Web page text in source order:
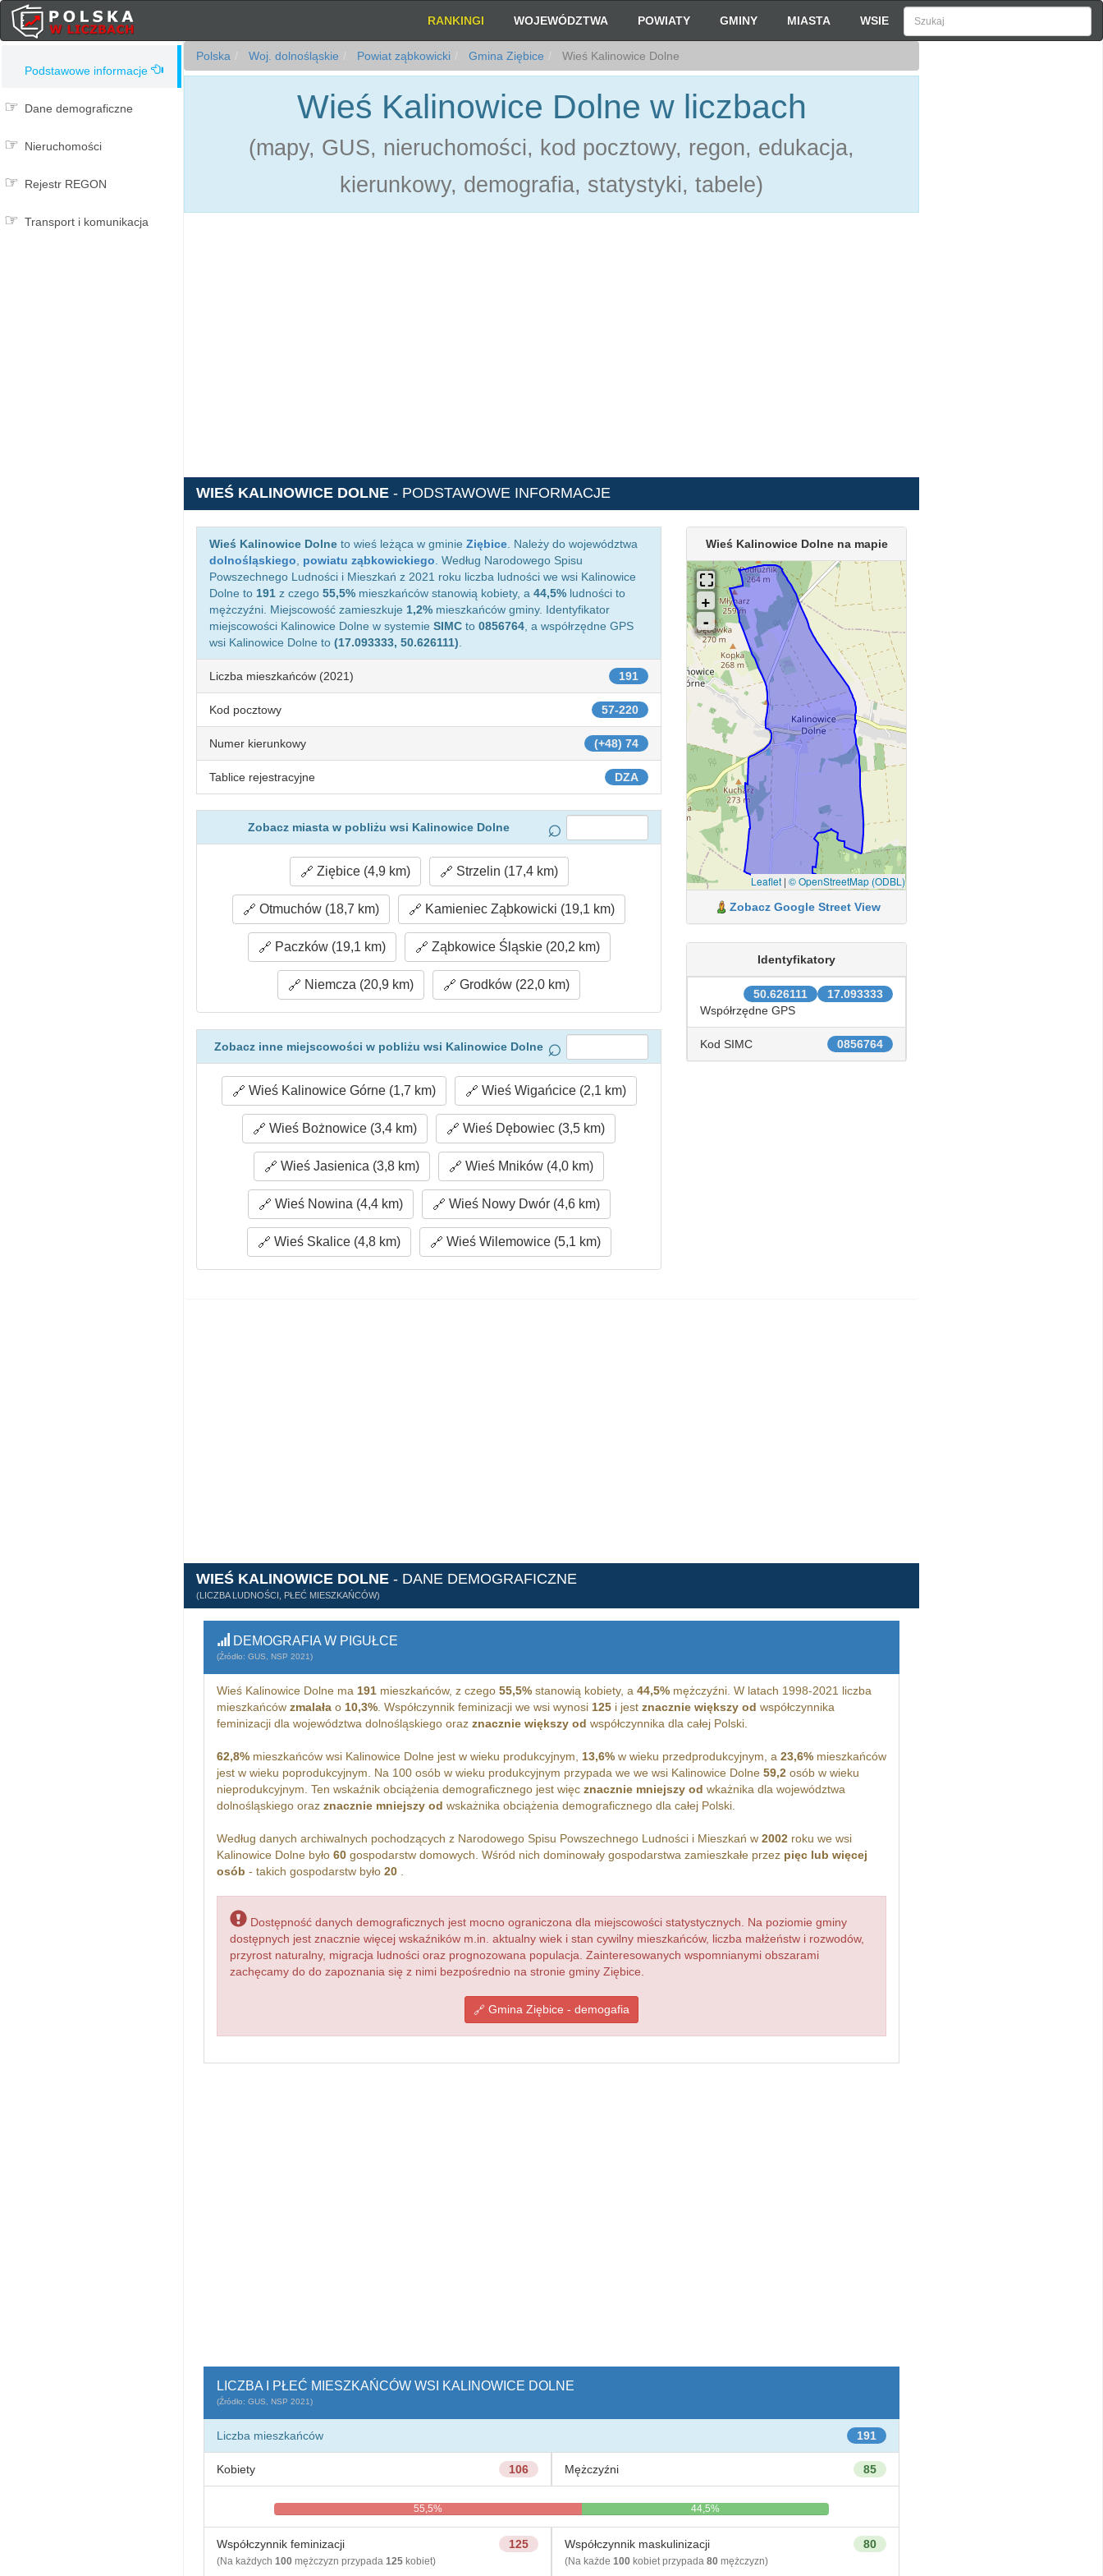
RANKINGI WOJEWÓDZTWA POWIATY GMINY MIASTA WSIE
Podstawowe informacje
Dane demograficzne
Nieruchomości
Rejestr REGON
Transport i komunikacja
Polska Woj. dolnośląskie Powiat ząbkowicki Gmina Ziębice Wieś Kalinowice Dolne
Wieś Kalinowice Dolne w liczbach
(mapy, GUS, nieruchomości, kod pocztowy, regon, edukacja,
kierunkowy, demografia, statystyki, tabele)
WIEŚ KALINOWICE DOLNE - PODSTAWOWE INFORMACJE
Wieś Kalinowice Dolne to wieś leżąca w gminie Ziębice . Należy do województwa
dolnośląskiego
powiatu ząbkowickiego . Według Narodowego Spisu
Powszechnego Ludności i Mieszkań z 2021 roku liczba ludności we wsi Kalinowice
Dolne to 191 z czego 55,5% mieszkańców stanowią kobiety, a 44,5% ludności to
mężczyźni. Miejscowość zamieszkuje 1,2% mieszkańców gminy. Identyfikator
miejscowości Kalinowice Dolne w systemie SIMC to 0856764 , a współrzędne GPS
wsi Kalinowice Dolne to (17.093333, 50.626111)
191
Liczba mieszkańców (2021)
57-220
Kod pocztowy
(+48) 74
Numer kierunkowy
DZA
Tablice rejestracyjne
Zobacz miasta w pobliżu wsi Kalinowice Dolne
Ziębice (4,9 km) Strzelin (17,4 km)
Otmuchów (18,7 km) Kamieniec Ząbkowicki (19,1 km)
Paczków (19,1 km) Ząbkowice Śląskie (20,2 km)
Niemcza (20,9 km) Grodków (22,0 km)
Zobacz inne miejscowości w pobliżu wsi Kalinowice Dolne
Wieś Kalinowice Górne (1,7 km) Wieś Wigańcice (2,1 km)
Wieś Bożnowice (3,4 km) Wieś Dębowiec (3,5 km)
Wieś Jasienica (3,8 km) Wieś Mników (4,0 km)
Wieś Nowina (4,4 km) Wieś Nowy Dwór (4,6 km)
Wieś Skalice (4,8 km) Wieś Wilemowice (5,1 km)
Wieś Kalinowice Dolne na mapie
Leaflet| © OpenStreetMap (ODBL)
Zobacz Google Street View
Identyfikatory
17.093333
50.626111
Współrzędne GPS
0856764
Kod SIMC
WIEŚ KALINOWICE DOLNE - DANE DEMOGRAFICZNE
(LICZBA LUDNOŚCI, PŁEĆ MIESZKAŃCÓW)
DEMOGRAFIA W PIGUŁCE
(Źródło: GUS, NSP 2021)
Wieś Kalinowice Dolne ma 191mieszkańców, z czego 55,5%stanowią kobiety, a 44,5%mężczyźni. W latach 1998-2021 liczba
mieszkańców zmalałao 10,3%. Współczynnik feminizacji we wsi wynosi 125i jest znacznie większy od współczynnika
feminizacji dla województwa dolnośląskiego oraz znacznie większy od współczynnika dla całej Polski.
62,8%mieszkańców wsi Kalinowice Dolne jest w wieku produkcyjnym, 13,6%w wieku przedprodukcyjnym, a 23,6%mieszkańców
jest w wieku poprodukcyjnym. Na 100 osób w wieku produkcyjnym przypada we we wsi Kalinowice Dolne 59,2osób w wieku
nieprodukcyjnym. Ten wskaźnik obciążenia demograficznego jest więc znacznie mniejszy od wkażnika dla województwa
dolnośląskiego oraz znacznie mniejszy od wskażnika obciążenia demograficznego dla całej Polski.
Według danych archiwalnych pochodzących z Narodowego Spisu Powszechnego Ludności i Mieszkań w 2002roku we wsi
Kalinowice Dolne było 60gospodarstw domowych. Wśród nich dominowały gospodarstwa zamieszkałe przez pięc lub więcej
osób - takich gospodarstw było 20.
Dostępność danych demograficznych jest mocno ograniczona dla miejscowości statystycznych. Na poziomie gminy
dostępnych jest znacznie więcej wskaźników m.in. aktualny wiek i stan cywilny mieszkańców, liczba małżeństw i rozwodów,
przyrost naturalny, migracja ludności oraz prognozowana populacja. Zainteresowanych wspomnianymi obszarami
zachęcamy do do zapoznania się z nimi bezpośrednio na stronie gminy Ziębice.
Gmina Ziębice - demogafia
LICZBA I PŁEĆ MIESZKAŃCÓW WSI KALINOWICE DOLNE
(Źródło: GUS, NSP 2021)
191
Liczba mieszkańców
106
Kobiety 85
Mężczyźni
55,5% 44,5%
125
Współczynnik feminizacji
(Na każdych 100mężczyzn przypada 125kobiet)
80
Współczynnik maskulinizacji
(Na każde 100kobiet przypada 80mężczyzn)